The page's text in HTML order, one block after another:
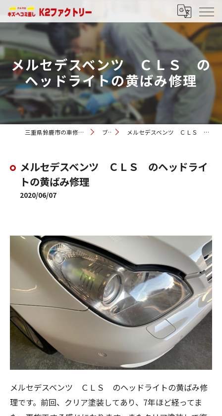
メルセデスベンツ ＣＬＳ の
ヘッドライトの黄ばみ修理
三重県鈴鹿市の車修理ならK2ファクトリー ブログ メルセデスベンツ ＣＬＳ のヘッドライトの黄ばみ修理
メルセデスベンツ ＣＬＳ のヘッドライ
トの黄ばみ修理
2020/06/07
メルセデスベンツ ＣＬＳ のヘッドライトの黄ばみ修
理です。前回、クリア塗装してあり、7年ほど経ってま